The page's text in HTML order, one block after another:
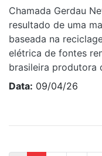
Chamada Gerdau
resultado de uma
baseada na
elétrica de fontes
brasileira produtora
Data: 09/04/26